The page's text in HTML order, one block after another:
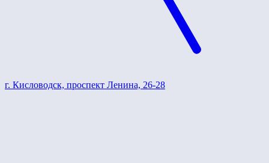
г. Кисловодск, проспект Ленина, 26-28